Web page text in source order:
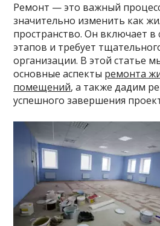
Ремонт — это важный
значительно изменить как
пространство. Он включает в
этапов и требует
организации. В этой статье
основные аспекты ремонта
помещений, а также дадим
успешного завершения